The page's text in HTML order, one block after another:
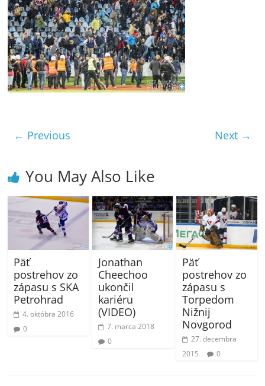
← Previous Next →
You May Also Like
Päť
postrehov zo
zápasu s SKA
Petrohrad
4. októbra 2016
0
Jonathan
Cheechoo
ukončil
kariéru
(VIDEO)
7. marca 2018
0
Päť
postrehov zo
zápasu s
Torpedom
Nižnij
Novgorod
27. decembra
2015
0